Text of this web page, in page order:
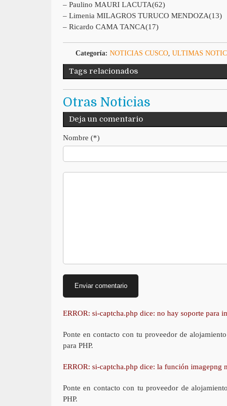
– Paulino MAURI LACUTA(62)
– Limenia MILAGROS TURUCO MENDOZA(13)
– Ricardo CAMA TANCA(17)
Categoría: NOTICIAS CUSCO, ULTIMAS
Tags relacionados
Otras Noticias
Deja un comentario
Nombre (*)
ERROR: si-captcha.php dice: no hay soporte para
Ponte en contacto con tu proveedor de
para PHP.
ERROR: si-captcha.php dice: la función imagepng
Ponte en contacto con tu proveedor de
PHP.